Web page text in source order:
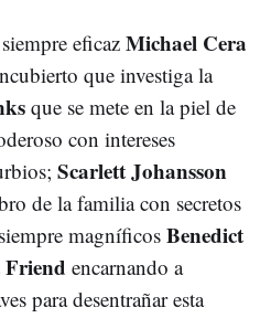
eficaz Michael Cera
que investiga la
que se mete en la piel de
con intereses
Scarlett Johansson
de la familia con secretos
magníficos Benedict
encarnando a
para desentrañar esta